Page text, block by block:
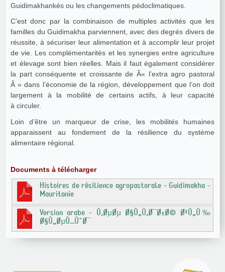
Guidimakhankés ou les changements pédoclimatiques.
C’est donc par la combinaison de multiples activités que les
familles du Guidimakha parviennent, avec des degrés divers de
réussite, à sécuriser leur alimentation et à accomplir leur projet
de vie. Les complémentarités et les synergies entre agriculture
et élevage sont bien réelles. Mais il faut également considérer
la part conséquente et croissante de Â« l’extra agro pastoral
Â » dans l’économie de la région, développement que l’on doit
largement à la mobilité de certains actifs, à leur capacité
à circuler.
Loin d’être un marqueur de crise, les mobilités humaines
apparaissent au fondement de la résilience du système
alimentaire régional.
Documents à télécharger
Histoires de résilience agropastorale - Guidimakha -
Mauritanie
Version arabe - Ù‚ØµØµ Ø§Ù„Ù‚Ø¯Ø±Ø© Ø¹Ù„Ù‰
Ø§Ù„ØµÙ…ÙˆØ¯